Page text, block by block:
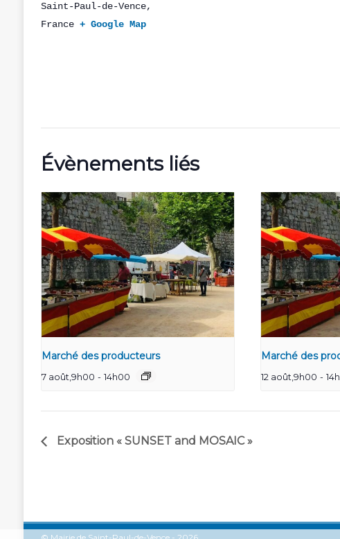
Saint-Paul-de-Vence,
France + Google Map
Évènements liés
Marché des producteurs
7 août,9h00 - 14h00
Marché des
12 août,9h00 -
Exposition « SUNSET and MOSAIC »